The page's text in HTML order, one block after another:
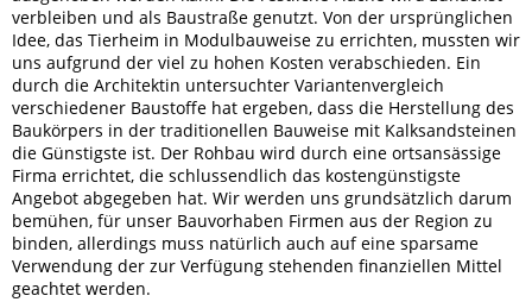
verbleiben und als Baustraße genutzt. Von der ursprünglichen
Idee, das Tierheim in Modulbauweise zu errichten, mussten wir
uns aufgrund der viel zu hohen Kosten verabschieden. Ein
durch die Architektin untersuchter Variantenvergleich
verschiedener Baustoffe hat ergeben, dass die Herstellung des
Baukörpers in der traditionellen Bauweise mit Kalksandsteinen
die Günstigste ist. Der Rohbau wird durch eine ortsansässige
Firma errichtet, die schlussendlich das kostengünstigste
Angebot abgegeben hat. Wir werden uns grundsätzlich darum
bemühen, für unser Bauvorhaben Firmen aus der Region zu
binden, allerdings muss natürlich auch auf eine sparsame
Verwendung der zur Verfügung stehenden finanziellen Mittel
geachtet werden.